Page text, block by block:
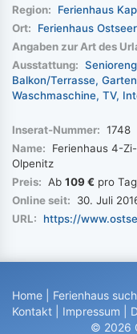
Region:
Ferienhaus
Ort:
Ferienhaus
Angaben zur Art des
Ausstattung:
Balkon/Terrasse Garten
Waschmaschine TV
Inserat-Nummer: 1748
Name:
Ferienhaus 4-
Olpenitz
Preis: Ab 109 € pro
Online seit:
30. Juli
URL:
https://
Home Ferienhaus
Kontakt
Impressum
© 2026